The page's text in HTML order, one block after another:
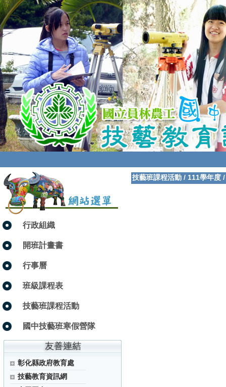
行政組織
開班計畫書
行事曆
班級課程表
技藝班課程活動
國中技藝班寒假營隊
彰化縣政府教育處
技藝教育資訊網
技藝班課程活動 / 111學年度